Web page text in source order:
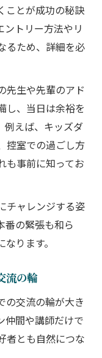
ことが成功の秘訣
ントリー方法やリ
るため、詳細を必
先生や先輩のアド
し、当日は余裕を
例えば、キッズダ
控室での過ごし方
も事前に知ってお
チャレンジする姿
番の緊張も和ら
ります。
流の輪
の交流の輪が大き
仲間や講師だけで
者とも自然につな